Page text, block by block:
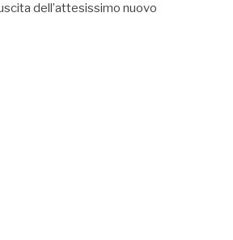
dell’attesissimo nuovo